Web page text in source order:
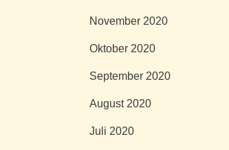
November 2020
Oktober 2020
September 2020
August 2020
Juli 2020